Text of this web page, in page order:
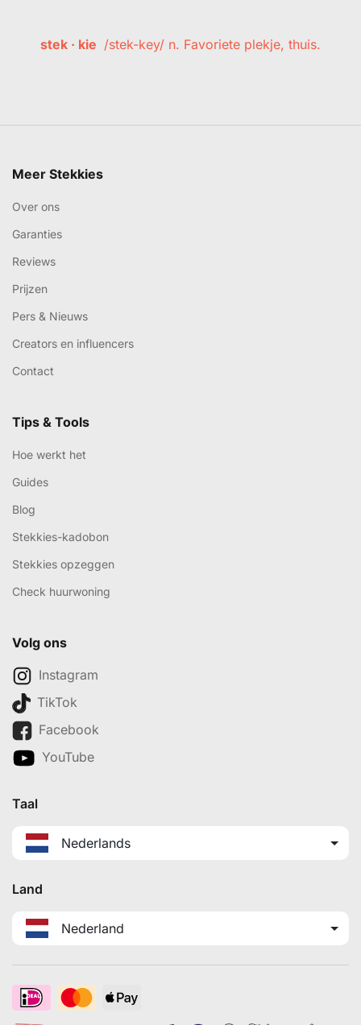
stek · kie /stek-key/ n. Favoriete plekje, thuis.
Meer Stekkies
Over ons
Garanties
Reviews
Prijzen
Pers & Nieuws
Creators en influencers
Contact
Tips & Tools
Hoe werkt het
Guides
Blog
Stekkies-kadobon
Stekkies opzeggen
Check huurwoning
Volg ons
Instagram
TikTok
Facebook
YouTube
Taal
Nederlands
Land
Nederland